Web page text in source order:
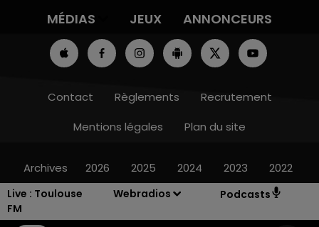
Live : Toulouse
FM
Webradios Podcasts
MÉDIAS
JEUX ANNONCEURS
Contact Règlements
Recrutement
Mentions légales
Plan du site
Archives 2026 2025 2024 2023 2022